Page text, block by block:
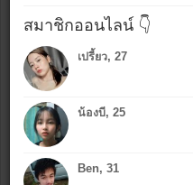
ใช้รูปเดียวกันกับที่โพสต์ล่าสุด
ใช้รูปใหม่ (เลือก*งดรูปลามก
แนบรูป หรือ คลิกไอคอนอัพรูป
*.jpg , (.gif .bmp .png กว้างไม่เกิน
สมาชิกออนไลน์ 👇
เปรี้ยว, 27
น้องบี, 25
Ben, 31